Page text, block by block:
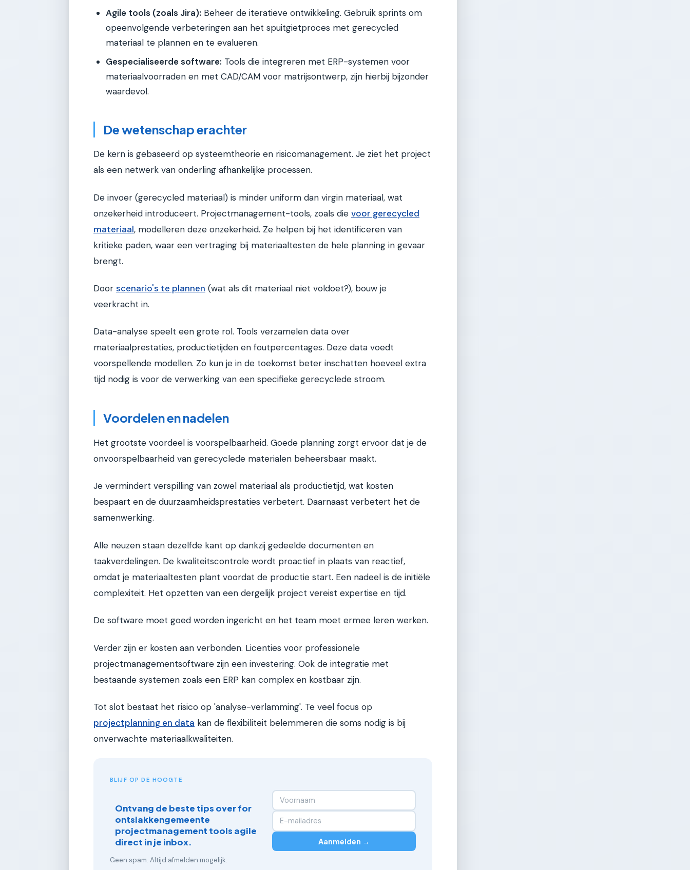
Agile tools (zoals Jira): Beheer de iteratieve ontwikkeling. Gebruik sprints om
opeenvolgende verbeteringen aan het spuitgietproces met gerecycled
materiaal te plannen en te evalueren.
Gespecialiseerde software: Tools die integreren met ERP-systemen voor
materiaalvoorraden en met CAD/CAM voor matrijsontwerp, zijn hierbij bijzonder
waardevol.
De wetenschap erachter
De kern is gebaseerd op systeemtheorie en risicomanagement. Je ziet het project
als een netwerk van onderling afhankelijke processen.
De invoer (gerecycled materiaal) is minder uniform dan virgin materiaal, wat
onzekerheid introduceert. Projectmanagement-tools, zoals die voor gerecycled
materiaal, modelleren deze onzekerheid. Ze helpen bij het identificeren van
kritieke paden, waar een vertraging bij materiaaltesten de hele planning in gevaar
brengt.
Door scenario's te plannen (wat als dit materiaal niet voldoet?), bouw je
veerkracht in.
Data-analyse speelt een grote rol. Tools verzamelen data over
materiaalprestaties, productietijden en foutpercentages. Deze data voedt
voorspellende modellen. Zo kun je in de toekomst beter inschatten hoeveel extra
tijd nodig is voor de verwerking van een specifieke gerecyclede stroom.
Voordelen en nadelen
Het grootste voordeel is voorspelbaarheid. Goede planning zorgt ervoor dat je de
onvoorspelbaarheid van gerecyclede materialen beheersbaar maakt.
Je vermindert verspilling van zowel materiaal als productietijd, wat kosten
bespaart en de duurzaamheidsprestaties verbetert. Daarnaast verbetert het de
samenwerking.
Alle neuzen staan dezelfde kant op dankzij gedeelde documenten en
taakverdelingen. De kwaliteitscontrole wordt proactief in plaats van reactief,
omdat je materiaaltesten plant voordat de productie start. Een nadeel is de initiële
complexiteit. Het opzetten van een dergelijk project vereist expertise en tijd.
De software moet goed worden ingericht en het team moet ermee leren werken.
Verder zijn er kosten aan verbonden. Licenties voor professionele
projectmanagementsoftware zijn een investering. Ook de integratie met
bestaande systemen zoals een ERP kan complex en kostbaar zijn.
Tot slot bestaat het risico op 'analyse-verlamming'. Te veel focus op
projectplanning en data kan de flexibiliteit belemmeren die soms nodig is bij
onverwachte materiaalkwaliteiten.
BLIJF OP DE HOOGTE
Ontvang de beste tips over for
ontslakkengemeente
projectmanagement tools agile
direct in je inbox.
Geen spam. Altijd afmelden mogelijk.
Aanmelden →